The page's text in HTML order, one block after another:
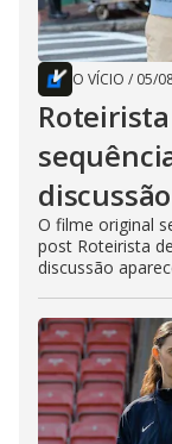
O VÍCIO / 05/
discussão
O filme original
post Roteirista
discussão